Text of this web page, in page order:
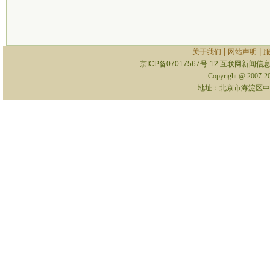
关于我们 网站声明
京ICP备07017567号-12 互联网新闻信
Copyright @ 2007-
地址：北京市海淀区